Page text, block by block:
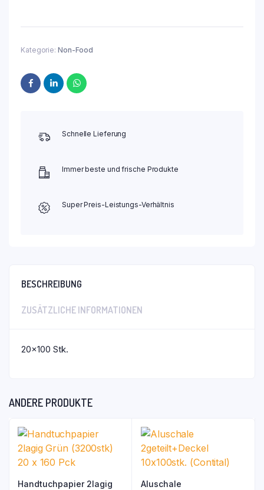
Kategorie: Non-Food
Schnelle Lieferung
Immer beste und frische Produkte
Super Preis-Leistungs-Verhältnis
BESCHREIBUNG
ZUSÄTZLICHE INFORMATIONEN
20×100 Stk.
ANDERE PRODUKTE
Handtuchpapier 2lagig Aluschale